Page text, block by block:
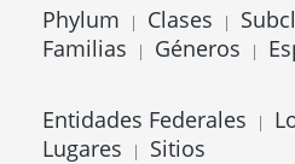
Phylum | Clases |
Familias | Géneros |
Entidades Federales |
Lugares | Sitios